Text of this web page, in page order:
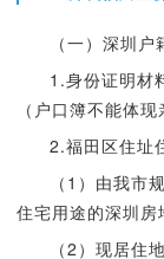
（一）深圳户
1.身份证明材
（户口簿不能体
2.福田区住址
（1）由我市
住宅用途的深圳房
（2）现居住